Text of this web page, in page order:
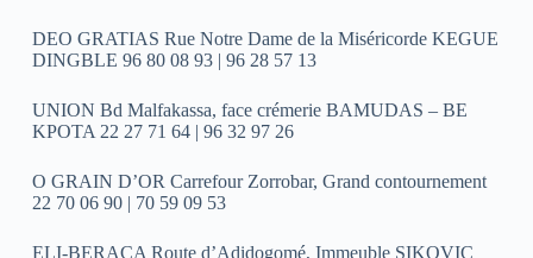
DEO GRATIAS Rue Notre Dame de la Miséricorde KEGUE
DINGBLE 96 80 08 93 | 96 28 57 13
UNION Bd Malfakassa, face crémerie BAMUDAS – BE
KPOTA 22 27 71 64 | 96 32 97 26
O GRAIN D’OR Carrefour Zorrobar, Grand contournement
22 70 06 90 | 70 59 09 53
ELI-BERACA Route d’Adidogomé, Immeuble SIKOVIC